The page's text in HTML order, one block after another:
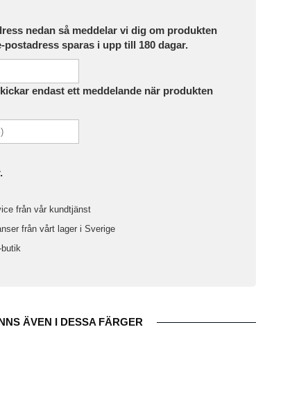
nedan så meddelar vi dig om produkten
postadress sparas i upp till 180 dagar.
endast ett meddelande när produkten
från vår kundtjänst
från vårt lager i Sverige
ÄVEN I DESSA FÄRGER